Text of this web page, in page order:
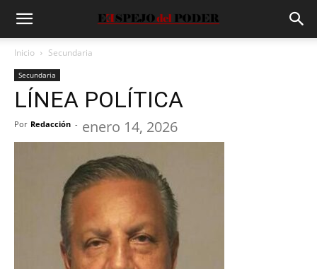
Inicio Secundaria
Secundaria
LÍNEA POLÍTICA
Por Redacción - enero 14, 2026